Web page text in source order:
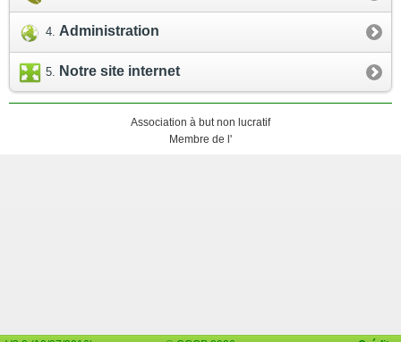
Administration
Notre site internet
Association à but non lucratif
Membre de l'